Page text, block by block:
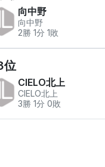
向中野
向中野
2勝 1分 1敗
位
CIELO北上
CIELO北上
3勝 1分 0敗